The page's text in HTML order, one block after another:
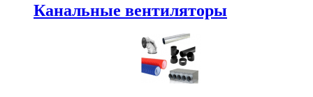
Канальные вентиляторы